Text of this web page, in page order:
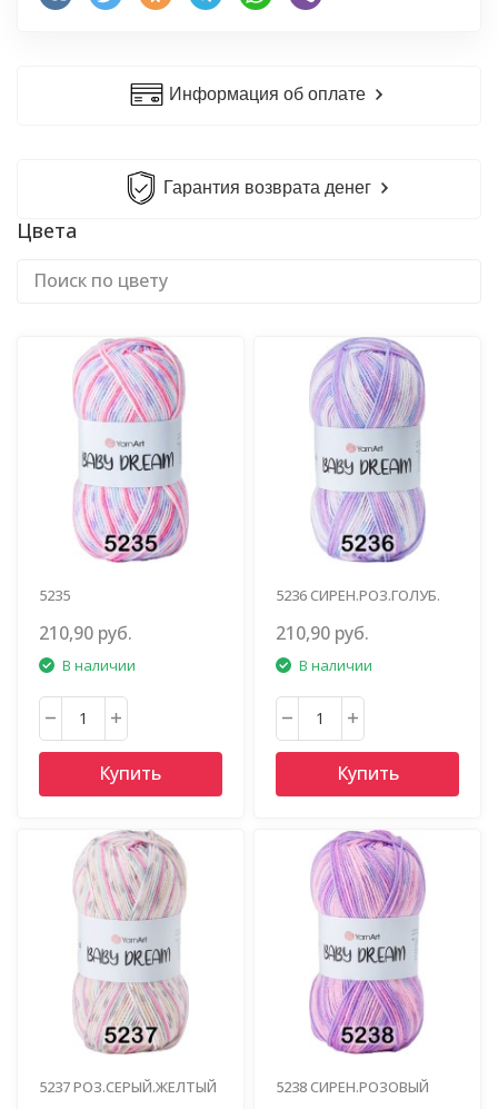
Информация об оплате
Гарантия возврата денег
Цвета
5235
210,90 руб.
В наличии
Купить
5236 СИРЕН.РОЗ.ГОЛУБ.
210,90 руб.
В наличии
Купить
5237 РОЗ.СЕРЫЙ.ЖЕЛТЫЙ 5238 СИРЕН.РОЗОВЫЙ